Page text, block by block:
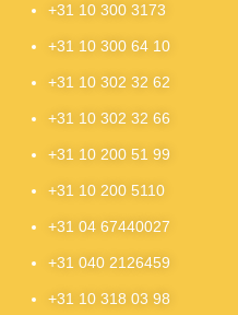
+31 10 300 3173
+31 10 300 64 10
+31 10 302 32 62
+31 10 302 32 66
+31 10 200 51 99
+31 10 200 5110
+31 04 67440027
+31 040 2126459
+31 10 318 03 98